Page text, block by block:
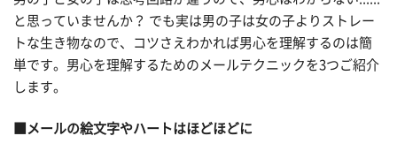
と思っていませんか？ でも実は男の子は女の子よりストレー
トな生き物なので、コツさえわかれば男心を理解するのは簡
単です。男心を理解するためのメールテクニックを3つご紹介
します。
■メールの絵文字やハートはほどほどに